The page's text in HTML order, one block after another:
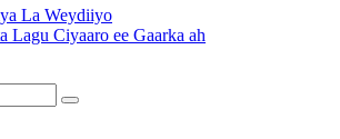
La Weydiiyo
Lagu Ciyaaro ee Gaarka ah